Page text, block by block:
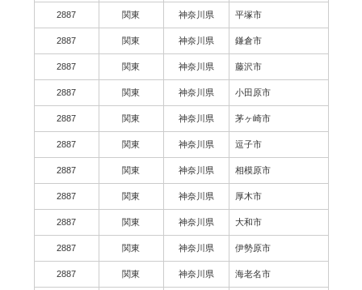
2887 関東 神奈川県 平塚市
2887 関東 神奈川県 鎌倉市
2887 関東 神奈川県 藤沢市
2887 関東 神奈川県 小田原市
2887 関東 神奈川県 茅ヶ崎市
2887 関東 神奈川県 逗子市
2887 関東 神奈川県 相模原市
2887 関東 神奈川県 厚木市
2887 関東 神奈川県 大和市
2887 関東 神奈川県 伊勢原市
2887 関東 神奈川県 海老名市